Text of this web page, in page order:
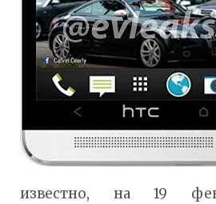
известно, на 19